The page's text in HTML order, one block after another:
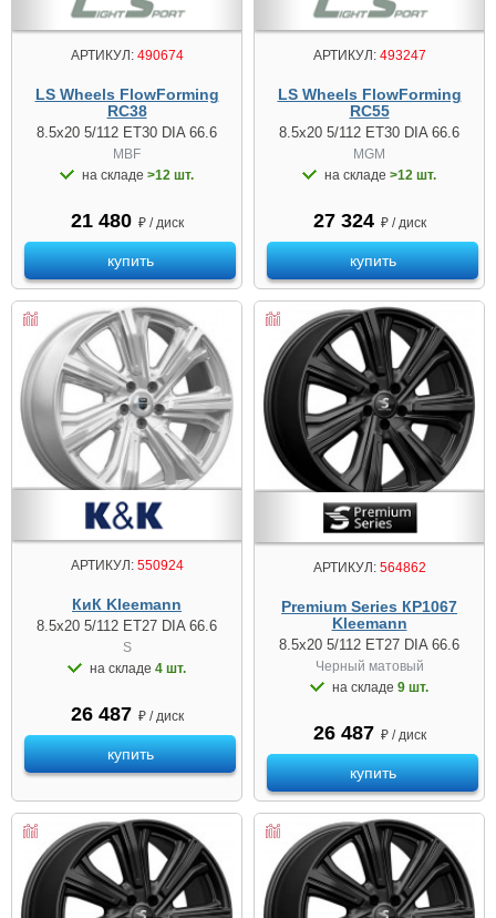
АРТИКУЛ:490674
LS Wheels FlowForming
RC38
8.5x20 5/112 ET30 DIA 66.6
MBF
на складе >12 шт.
21 480 ₽ / диск
купить
АРТИКУЛ:493247
LS Wheels FlowForming
RC55
8.5x20 5/112 ET30 DIA 66.6
MGM
на складе >12 шт.
27 324 ₽ / диск
купить
АРТИКУЛ:550924
КиК Kleemann
8.5x20 5/112 ET27 DIA 66.6
S
на складе 4 шт.
26 487 ₽ / диск
купить
АРТИКУЛ:564862
Premium Series КР1067
Kleemann
8.5x20 5/112 ET27 DIA 66.6
Черный матовый
на складе 9 шт.
26 487 ₽ / диск
купить